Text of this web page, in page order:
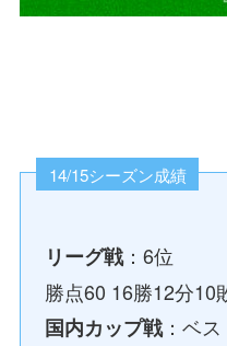
14/15シーズン成績
リーグ戦：6位
勝点60 16勝12分10
国内カップ戦：ベス